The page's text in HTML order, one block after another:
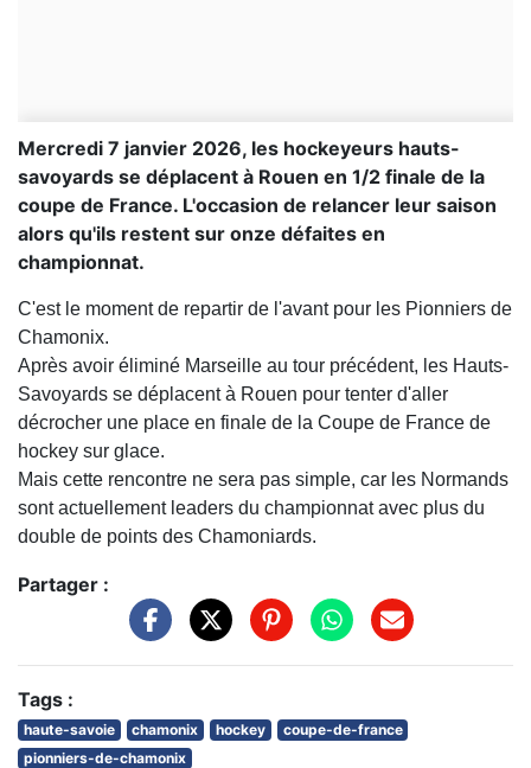
Mercredi 7 janvier 2026, les hockeyeurs hauts-
savoyards se déplacent à Rouen en 1/2 finale de la
coupe de France. L'occasion de relancer leur saison
alors qu'ils restent sur onze défaites en
championnat.
C'est le moment de repartir de l'avant pour les Pionniers de
Chamonix.
Après avoir éliminé Marseille au tour précédent, les Hauts-
Savoyards se déplacent à Rouen pour tenter d'aller
décrocher une place en finale de la Coupe de France de
hockey sur glace.
Mais cette rencontre ne sera pas simple, car les Normands
sont actuellement leaders du championnat avec plus du
double de points des Chamoniards.
Partager :
Tags :
haute-savoie chamonix hockey
coupe-de-france
pionniers-de-chamonix